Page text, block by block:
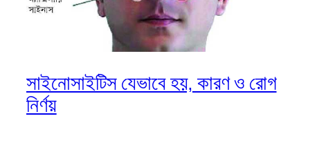
সাইনোসাইটিস যেভাবে হয়, কারণ ও রোগ
নির্ণয়